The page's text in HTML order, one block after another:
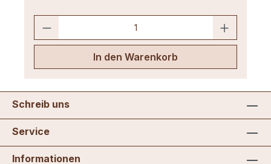
In den Warenkorb
Schreib uns
Service
Informationen